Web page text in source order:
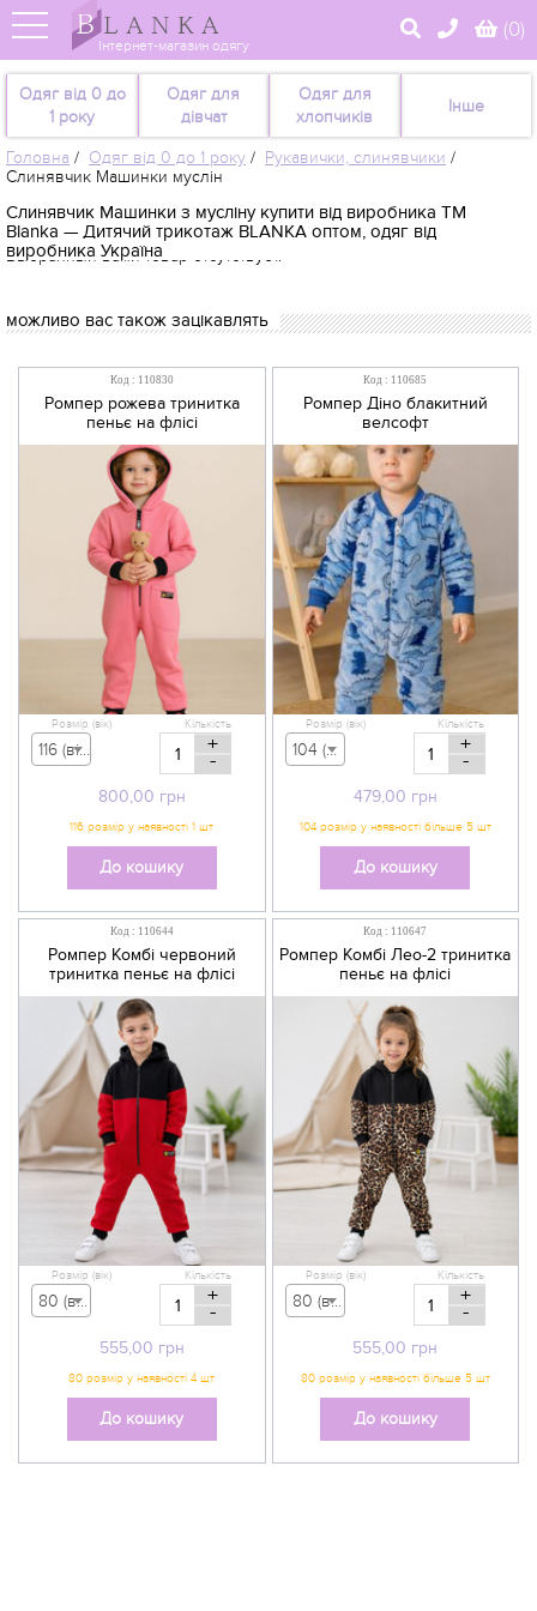
Інтернет-магазин одягу
(0)
Одяг від 0 до
1 року
Одяг для
дівчат
Одяг для
хлопчиків
Інше
Головна / Одяг від 0 до 1 року / Рукавички, слинявчики /
Слинявчик Машинки муслін
Слинявчик Машинки з мусліну купити від виробника TM
Blanka — Дитячий трикотаж BLANKA оптом, одяг від
виробника Україна
Выбранный вами товар отсутствует.
можливо вас також зацікавлять
Код : 110830
Ромпер рожева тринитка
пеньє на флісі
800,00 грн
Розмір (вік)
116 (вік 5-6 р) - 800,00 грн
Кількість
+
-
До кошику
Код : 110685
Ромпер Діно блакитний
велсофт
479,00 грн
Розмір (вік)
104 (вік 3-4 р) - 479,00 грн
Кількість
+
-
До кошику
Код : 110644
Ромпер Комбі червоний
тринитка пеньє на флісі
555,00 грн
Розмір (вік)
80 (вік 9-12 міс) - 555,00 грн
Кількість
+
-
До кошику
Код : 110647
Ромпер Комбі Лео-2 тринитка
пеньє на флісі
555,00 грн
Розмір (вік)
80 (вік 9-12 міс) - 555,00 грн
Кількість
+
-
До кошику